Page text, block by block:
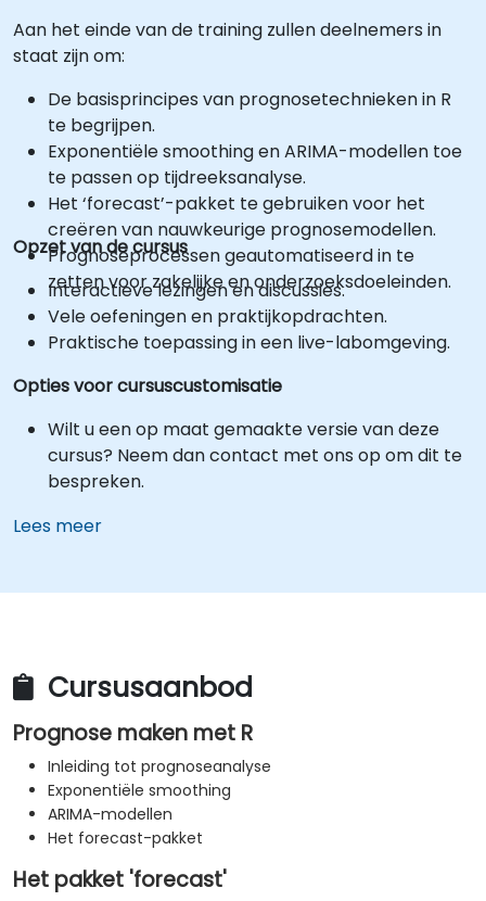
Aan het einde van de training zullen deelnemers in
staat zijn om:
De basisprincipes van prognosetechnieken in R
te begrijpen.
Exponentiële smoothing en ARIMA-modellen toe
te passen op tijdreeksanalyse.
Het ‘forecast’-pakket te gebruiken voor het
creëren van nauwkeurige prognosemodellen.
Prognoseprocessen geautomatiseerd in te
zetten voor zakelijke en onderzoeksdoeleinden.
Opzet van de cursus
Interactieve lezingen en discussies.
Vele oefeningen en praktijkopdrachten.
Praktische toepassing in een live-labomgeving.
Opties voor cursuscustomisatie
Wilt u een op maat gemaakte versie van deze
cursus? Neem dan contact met ons op om dit te
bespreken.
Lees meer
Cursusaanbod
Prognose maken met R
Inleiding tot prognoseanalyse
Exponentiële smoothing
ARIMA-modellen
Het forecast-pakket
Het pakket 'forecast'